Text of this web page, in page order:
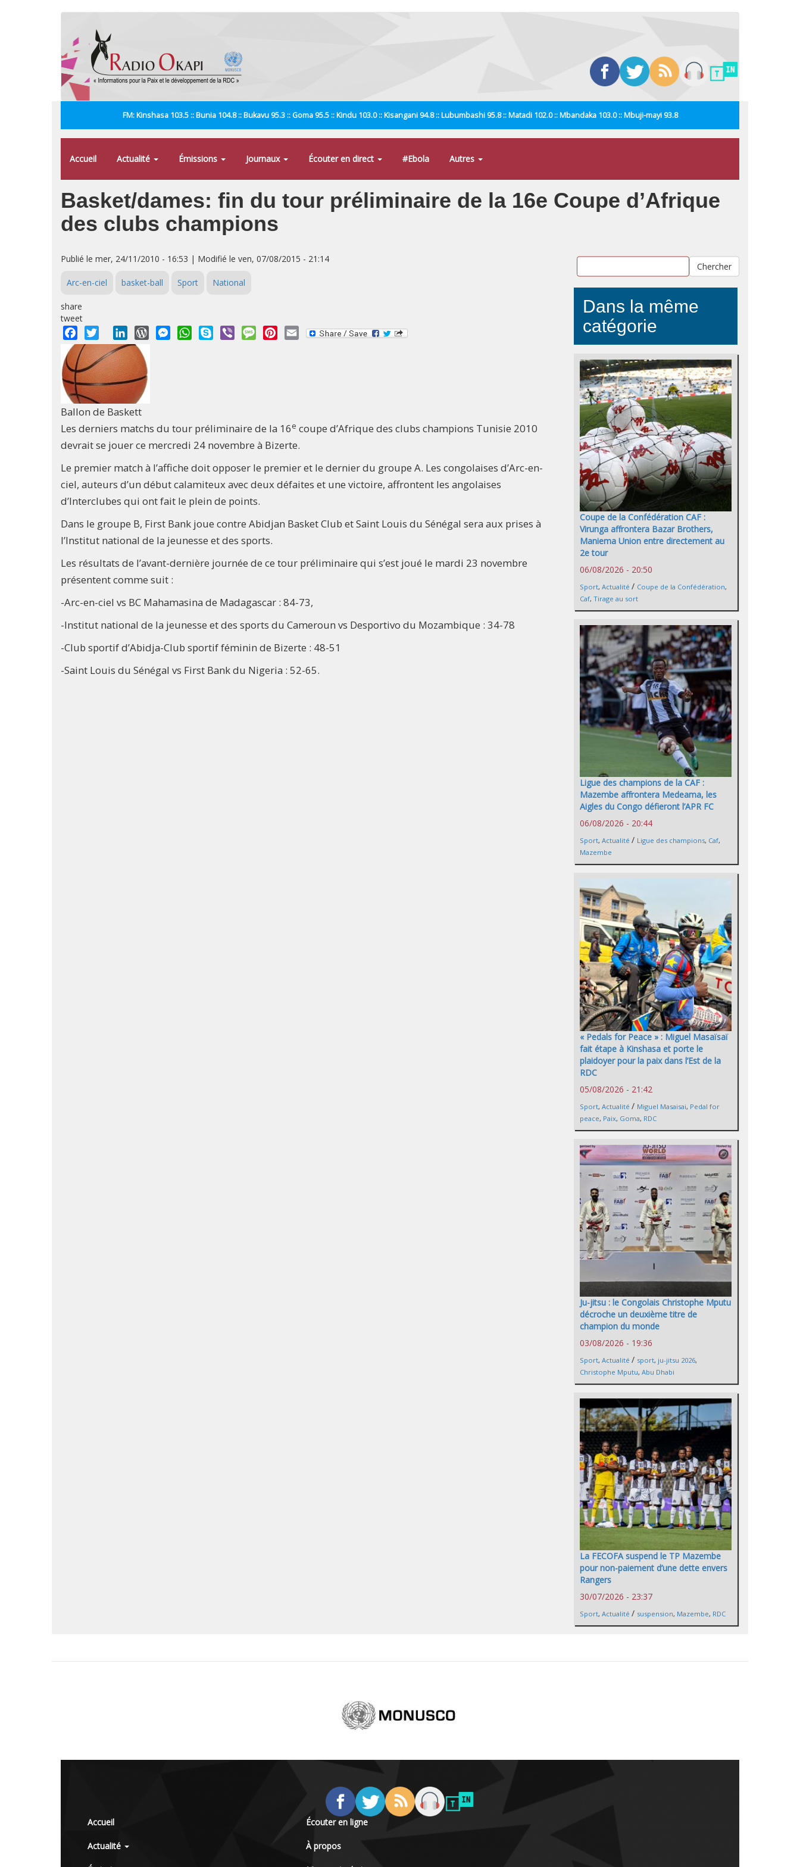
FM: Kinshasa 103.5 :: Bunia 104.8 :: Bukavu 95.3 :: Goma 95.5 :: Kindu 103.0 :: Kisangani 94.8 :: Lubumbashi 95.8 :: Matadi 102.0 :: Mbandaka 103.0 :: Mbuji-mayi 93.8
Accueil Actualité Émissions Journaux Écouter en direct #Ebola Autres
Basket/dames: fin du tour préliminaire de la 16e Coupe d’Afrique
des clubs champions
Publié le mer, 24/11/2010 - 16:53 | Modifié le ven, 07/08/2015 - 21:14
Arc-en-ciel basket-ball Sport National
share
tweet
Facebook
Twitter LinkedInWordPressMessengerWhatsApp
Skype Viber MessagePinterest
Email
Ballon de Baskett
Les derniers matchs du tour préliminaire de la 16e coupe d’Afrique des clubs champions Tunisie 2010
devrait se jouer ce mercredi 24 novembre à Bizerte.
Le premier match à l’affiche doit opposer le premier et le dernier du groupe A. Les congolaises d’Arc-en-
ciel, auteurs d’un début calamiteux avec deux défaites et une victoire, affrontent les angolaises
d’Interclubes qui ont fait le plein de points.
Dans le groupe B, First Bank joue contre Abidjan Basket Club et Saint Louis du Sénégal sera aux prises à
l’Institut national de la jeunesse et des sports.
Les résultats de l’avant-dernière journée de ce tour préliminaire qui s’est joué le mardi 23 novembre
présentent comme suit :
-Arc-en-ciel vs BC Mahamasina de Madagascar : 84-73,
-Institut national de la jeunesse et des sports du Cameroun vs Desportivo du Mozambique : 34-78
-Club sportif d’Abidja-Club sportif féminin de Bizerte : 48-51
-Saint Louis du Sénégal vs First Bank du Nigeria : 52-65.
Chercher
Dans la même
catégorie
Coupe de la Confédération CAF :
Virunga affrontera Bazar Brothers,
Maniema Union entre directement au
2e tour
06/08/2026 - 20:50
Sport, Actualité / Coupe de la Confédération,
Caf, Tirage au sort
Ligue des champions de la CAF :
Mazembe affrontera Medeama, les
Aigles du Congo défieront l’APR FC
06/08/2026 - 20:44
Sport, Actualité / Ligue des champions, Caf,
Mazembe
« Pedals for Peace » : Miguel Masaïsaï
fait étape à Kinshasa et porte le
plaidoyer pour la paix dans l’Est de la
RDC
05/08/2026 - 21:42
Sport, Actualité / Miguel Masaisai, Pedal for
peace, Paix, Goma, RDC
Ju-jitsu : le Congolais Christophe Mputu
décroche un deuxième titre de
champion du monde
03/08/2026 - 19:36
Sport, Actualité / sport, ju-jitsu 2026,
Christophe Mputu, Abu Dhabi
La FECOFA suspend le TP Mazembe
pour non-paiement d’une dette envers
Rangers
30/07/2026 - 23:37
Sport, Actualité / suspension, Mazembe, RDC
Accueil
Actualité
Écouter en ligne
À propos